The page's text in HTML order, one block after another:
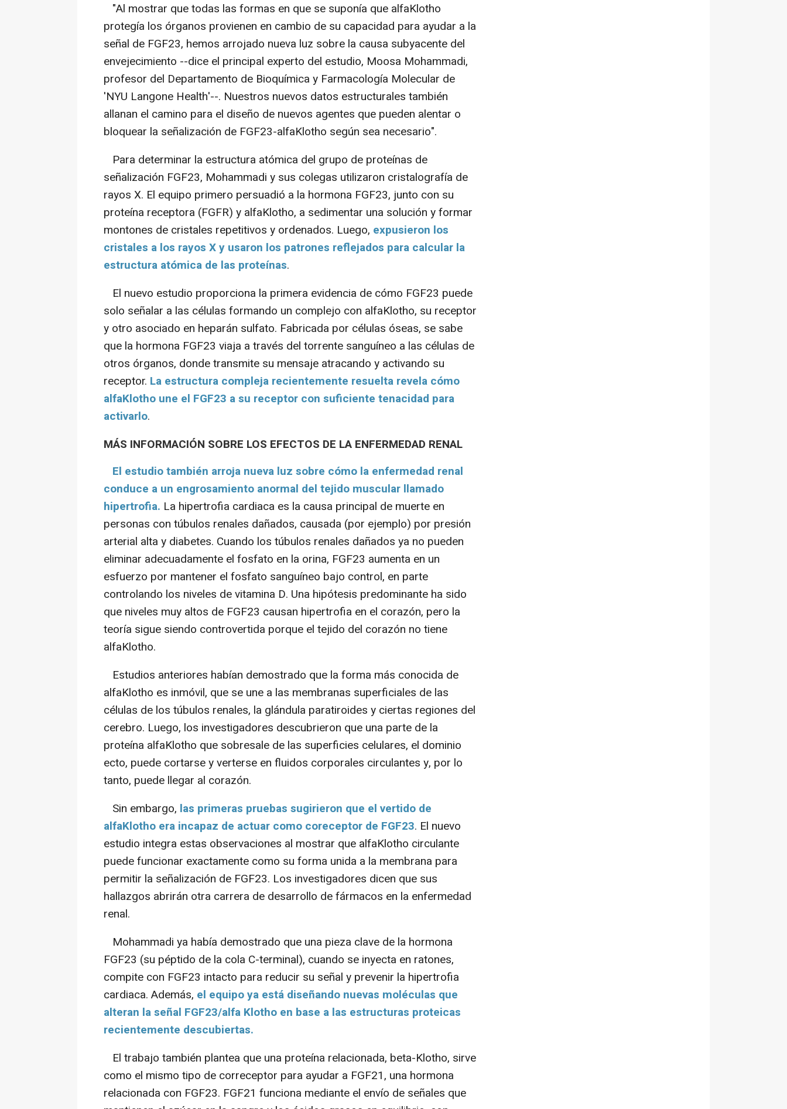
"Al mostrar que todas las formas en que se suponía que alfaKlotho
protegía los órganos provienen en cambio de su capacidad para ayudar a la
señal de FGF23, hemos arrojado nueva luz sobre la causa subyacente del
envejecimiento --dice el principal experto del estudio, Moosa Mohammadi,
profesor del Departamento de Bioquímica y Farmacología Molecular de
'NYU Langone Health'--. Nuestros nuevos datos estructurales también
allanan el camino para el diseño de nuevos agentes que pueden alentar o
bloquear la señalización de FGF23-alfaKlotho según sea necesario".
Para determinar la estructura atómica del grupo de proteínas de
señalización FGF23, Mohammadi y sus colegas utilizaron cristalografía de
rayos X. El equipo primero persuadió a la hormona FGF23, junto con su
proteína receptora (FGFR) y alfaKlotho, a sedimentar una solución y formar
montones de cristales repetitivos y ordenados. Luego, expusieron los
cristales a los rayos X y usaron los patrones reflejados para calcular la
estructura atómica de las proteínas.
El nuevo estudio proporciona la primera evidencia de cómo FGF23 puede
solo señalar a las células formando un complejo con alfaKlotho, su receptor
y otro asociado en heparán sulfato. Fabricada por células óseas, se sabe
que la hormona FGF23 viaja a través del torrente sanguíneo a las células de
otros órganos, donde transmite su mensaje atracando y activando su
receptor. La estructura compleja recientemente resuelta revela cómo
alfaKlotho une el FGF23 a su receptor con suficiente tenacidad para
activarlo.
MÁS INFORMACIÓN SOBRE LOS EFECTOS DE LA ENFERMEDAD RENAL
El estudio también arroja nueva luz sobre cómo la enfermedad renal
conduce a un engrosamiento anormal del tejido muscular llamado
hipertrofia. La hipertrofia cardiaca es la causa principal de muerte en
personas con túbulos renales dañados, causada (por ejemplo) por presión
arterial alta y diabetes. Cuando los túbulos renales dañados ya no pueden
eliminar adecuadamente el fosfato en la orina, FGF23 aumenta en un
esfuerzo por mantener el fosfato sanguíneo bajo control, en parte
controlando los niveles de vitamina D. Una hipótesis predominante ha sido
que niveles muy altos de FGF23 causan hipertrofia en el corazón, pero la
teoría sigue siendo controvertida porque el tejido del corazón no tiene
alfaKlotho.
Estudios anteriores habían demostrado que la forma más conocida de
alfaKlotho es inmóvil, que se une a las membranas superficiales de las
células de los túbulos renales, la glándula paratiroides y ciertas regiones del
cerebro. Luego, los investigadores descubrieron que una parte de la
proteína alfaKlotho que sobresale de las superficies celulares, el dominio
ecto, puede cortarse y verterse en fluidos corporales circulantes y, por lo
tanto, puede llegar al corazón.
Sin embargo, las primeras pruebas sugirieron que el vertido de
alfaKlotho era incapaz de actuar como coreceptor de FGF23. El nuevo
estudio integra estas observaciones al mostrar que alfaKlotho circulante
puede funcionar exactamente como su forma unida a la membrana para
permitir la señalización de FGF23. Los investigadores dicen que sus
hallazgos abrirán otra carrera de desarrollo de fármacos en la enfermedad
renal.
Mohammadi ya había demostrado que una pieza clave de la hormona
FGF23 (su péptido de la cola C-terminal), cuando se inyecta en ratones,
compite con FGF23 intacto para reducir su señal y prevenir la hipertrofia
cardiaca. Además, el equipo ya está diseñando nuevas moléculas que
alteran la señal FGF23/alfa Klotho en base a las estructuras proteicas
recientemente descubiertas.
El trabajo también plantea que una proteína relacionada, beta-Klotho, sirve
como el mismo tipo de correceptor para ayudar a FGF21, una hormona
relacionada con FGF23. FGF21 funciona mediante el envío de señales que